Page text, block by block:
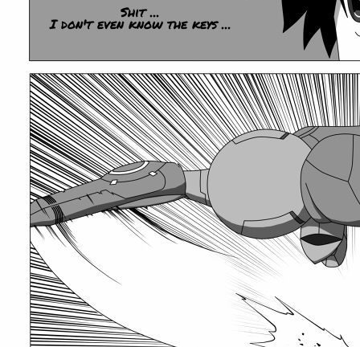
Shit ...
I don't even know the keys ...